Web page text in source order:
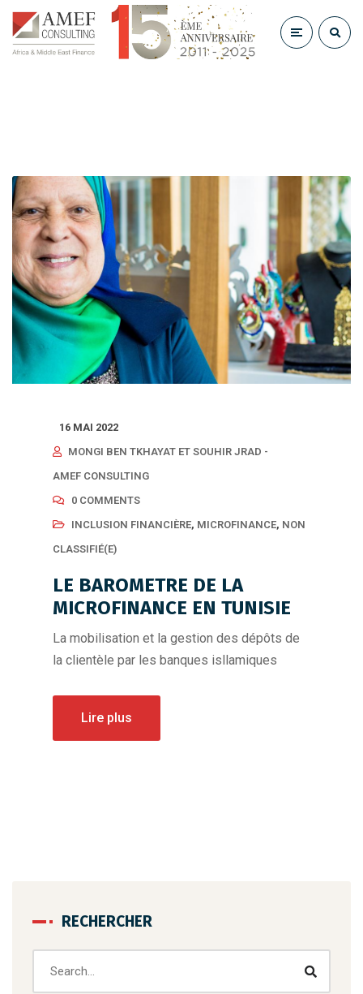
16 MAI 2022
MONGI BEN TKHAYAT ET SOUHIR JRAD -
AMEF CONSULTING
0 COMMENTS
INCLUSION FINANCIÈRE, MICROFINANCE, NON
CLASSIFIÉ(E)
LE BAROMETRE DE LA
MICROFINANCE EN TUNISIE
La mobilisation et la gestion des dépôts de
la clientèle par les banques isllamiques
Lire plus
RECHERCHER